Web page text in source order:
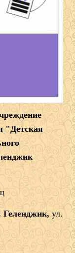
"Детская
Геленджик, ул.